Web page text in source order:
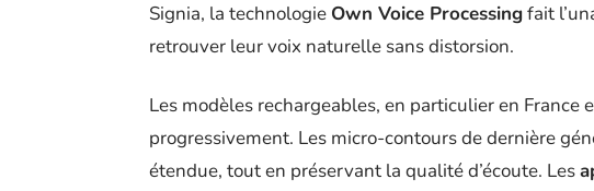
Signia, la technologie Own Voice Processingfait
retrouver leur voix naturelle sans distorsion.
Les modèles rechargeables, en particulier en France
progressivement. Les micro-contours de dernière
étendue, tout en préservant la qualité d’écoute. Les